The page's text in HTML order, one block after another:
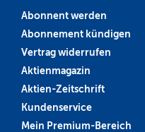
Abonnent werden
Abonnement kündigen
Vertrag widerrufen
Aktienmagazin
Aktien-Zeitschrift
Kundenservice
Mein Premium-Bereich